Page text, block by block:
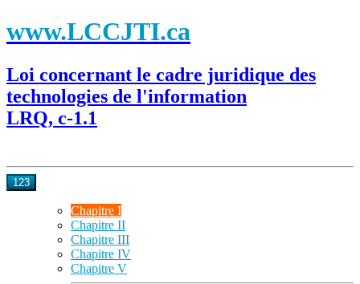
www.LCCJTI.ca
Loi concernant le cadre juridique des
technologies de l'information
LRQ, c-1.1
123
Chapitre I
Chapitre II
Chapitre III
Chapitre IV
Chapitre V